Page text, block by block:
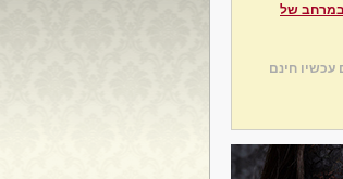
במרחב של
חינם